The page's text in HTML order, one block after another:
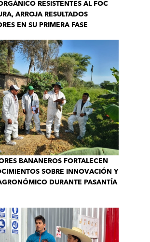
RESISTENTES AL FOC
ARROJA RESULTADOS
EN SU PRIMERA FASE
BANANEROS FORTALECEN
SOBRE INNOVACIÓN Y
DURANTE PASANTÍA